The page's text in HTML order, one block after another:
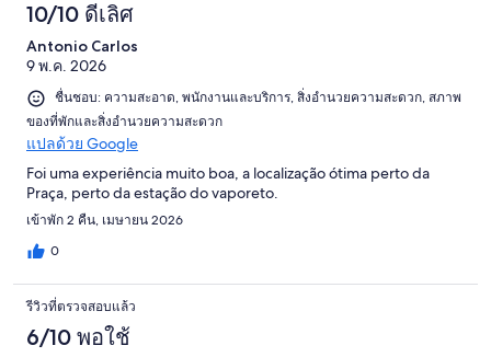
10/10 ดีเลิศ
Antonio Carlos
9 พ.ค. 2026
ชื่นชอบ: ความสะอาด, พนักงานและบริการ, สิ่งอำนวยความสะดวก, สภาพ
ของที่พักและสิ่งอำนวยความสะดวก
แปลด้วย Google
Foi uma experiência muito boa, a localização ótima perto da
Praça, perto da estação do vaporeto.
เข้าพัก 2 คืน, เมษายน 2026
0
รีวิวที่ตรวจสอบแล้ว
6/10 พอใช้